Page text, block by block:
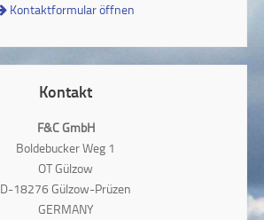
Kontaktformular öffnen
Kontakt
F&C GmbH
Boldebucker Weg 1
OT Gülzow
D-18276 Gülzow-Prüzen
GERMANY